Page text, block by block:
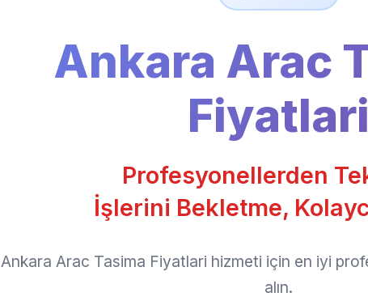
Ankara Arac
Fiyatlari
Profesyonellerden
İşlerini Bekletme,
Ankara Arac Tasima Fiyatlari hizmeti için en iyi
alın.